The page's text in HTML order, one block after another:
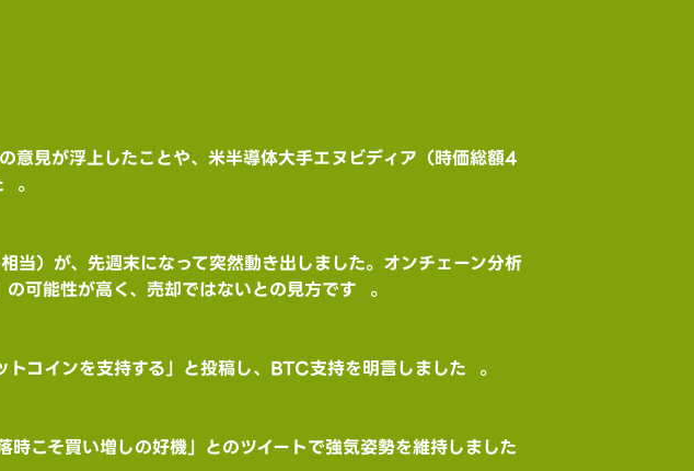
。
可能性が高く、売却ではないとの見方です  。
コインを支持する」と投稿し、BTC支持を明言しました  。
こそ買い増しの好機」とのツイートで強気姿勢を維持しました